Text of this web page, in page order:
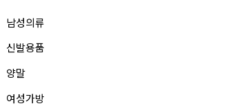
남성의류
신발용품
양말
여성가방